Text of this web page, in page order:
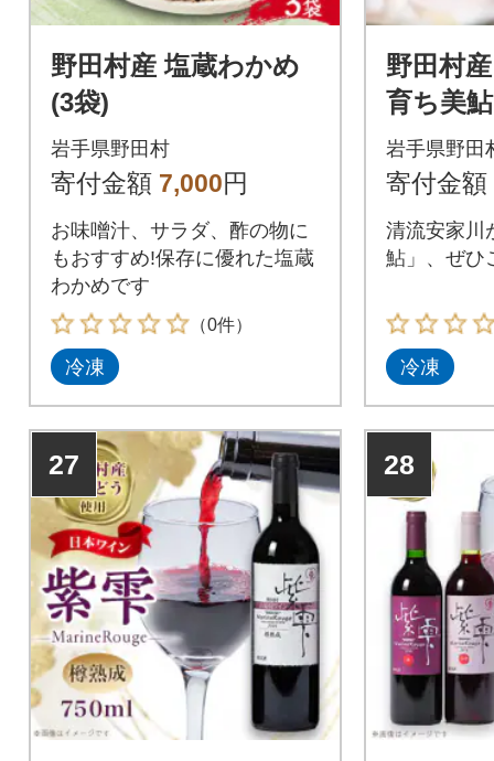
野田村産 塩蔵わかめ
(3袋)
岩手県野田村
寄付金額 7,000円
お味噌汁、サラダ、酢の物に
もおすすめ!保存に優れた塩蔵
わかめです
（0件）
冷凍
野田村
育ち美
岩手県野田
寄付金額
清流安家川
鮎」、ぜひ
冷凍
27 28